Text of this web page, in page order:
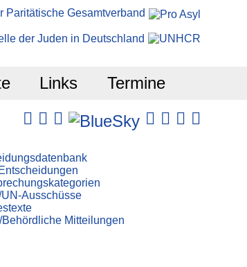
Links Termine
UN-Ausschüsse
Behördliche Mitteilungen